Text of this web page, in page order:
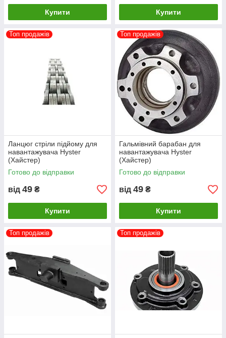
Купити Купити
Топ продажів
Ланцюг стріли підйому для
навантажувача Hyster
(Хайстер)
Готово до відправки
від 49 ₴
Купити
Топ продажів
Гальмівний барабан для
навантажувача Hyster
(Хайстер)
Готово до відправки
від 49 ₴
Купити
Топ продажів Топ продажів